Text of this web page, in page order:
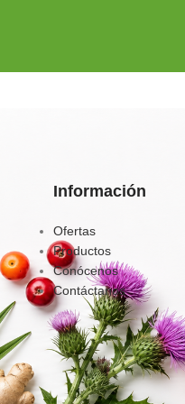
Información
Ofertas
Productos
Conócenos
Contáctanos